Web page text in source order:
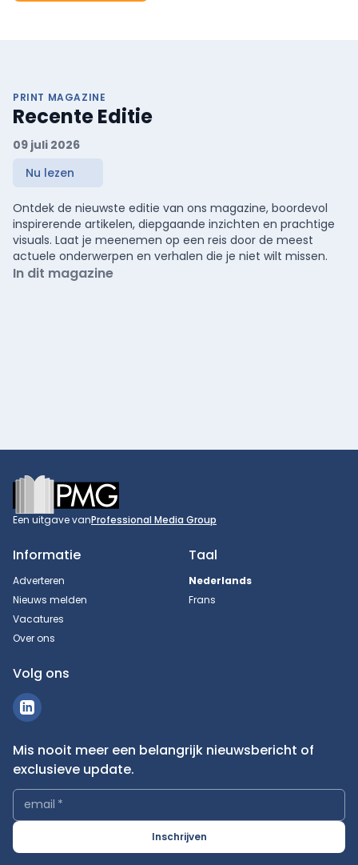
PRINT MAGAZINE
Recente Editie
09 juli 2026
Nu lezen
Ontdek de nieuwste editie van ons magazine, boordevol
inspirerende artikelen, diepgaande inzichten en prachtige
visuals. Laat je meenemen op een reis door de meest
actuele onderwerpen en verhalen die je niet wilt missen.
In dit magazine
Footer
Een uitgave vanProfessional Media Group
Informatie
Adverteren
Nieuws melden
Vacatures
Over ons
Taal
Nederlands
Frans
Volg ons
Mis nooit meer een belangrijk nieuwsbericht of
exclusieve update.
email *
Inschrijven